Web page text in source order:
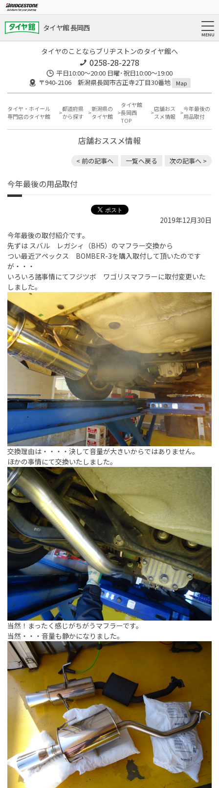
タイヤ館 長岡西
タイヤのことならブリヂストンのタイヤ館へ
0258-28-2278
平日10:00～20:00 日曜･祝日10:00～19:00
〒940-2106 新潟県長岡市古正寺2丁目30番地
Map
タイヤ・ホイール
専門店のタイヤ館
都道府県
から探す
新潟県の
タイヤ館
タイヤ館
長岡西
TOP
店舗おス
スメ情報
今年最後の
用品取付
店舗おススメ情報
< 前の記事へ 一覧へ戻る 次の記事へ >
今年最後の用品取付
2019年12月30日
今年最後の取付紹介です。
先ずは スバル レガシィ（BH5）のマフラー交換から
つい最近アペックス BOMBER-3を購入取付して頂いたのです
が・・・
いろいろ諸事情にてフジツボ ワゴリスマフラーに取付変更いた
しました。
交換理由は・・・・決して音量が大きいからではありません。
ほかの事情にて交換いたしました。
当然！まったく感じがちがうマフラーです。
当然・・・音量も静かになりました。